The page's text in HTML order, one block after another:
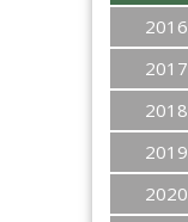
2016
2017
2018
2019
2020